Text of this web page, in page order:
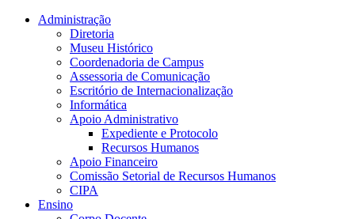
Conteúdo principal Menu principal
Administração
Diretoria
Museu Histórico
Coordenadoria de Campus
Assessoria de Comunicação
Escritório de Internacionalização
Informática
Apoio Administrativo
Expediente e Protocolo
Recursos Humanos
Apoio Financeiro
Comissão Setorial de Recursos Humanos
CIPA
Ensino